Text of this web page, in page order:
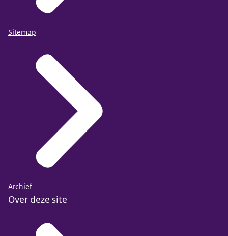
Sitemap
Archief
Over deze site